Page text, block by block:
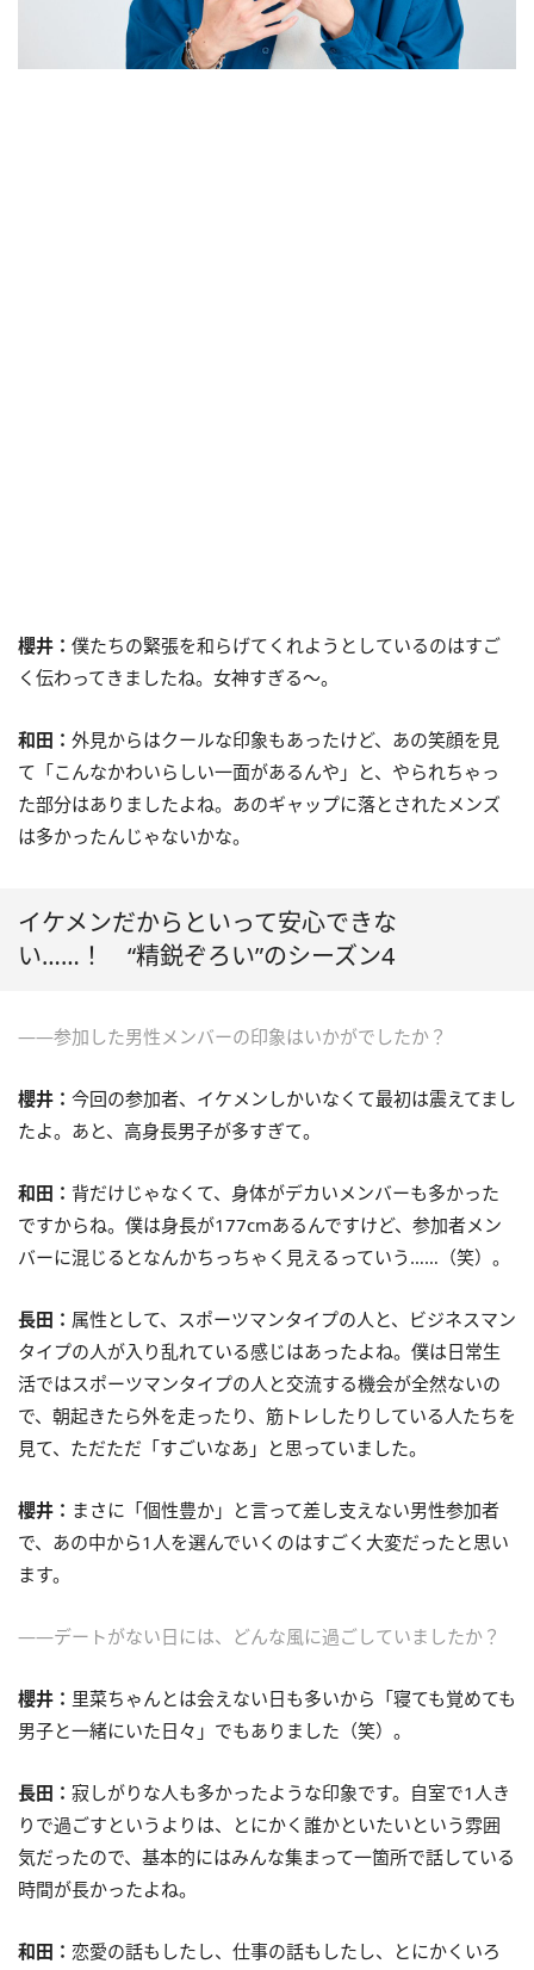
櫻井： 僕たちの緊張を和らげてくれようとしているのはすご
く伝わってきましたね。女神すぎる〜。
和田： 外見からはクールな印象もあったけど、あの笑顔を見
て「こんなかわいらしい一面があるんや」と、やられちゃっ
た部分はありましたよね。あのギャップに落とされたメンズ
は多かったんじゃないかな。
イケメンだからといって安心できな
い……！ “精鋭ぞろい”のシーズン4
――参加した男性メンバーの印象はいかがでしたか？
櫻井： 今回の参加者、イケメンしかいなくて最初は震えてまし
たよ。あと、高身長男子が多すぎて。
和田： 背だけじゃなくて、身体がデカいメンバーも多かった
ですからね。僕は身長が177cmあるんですけど、参加者メン
バーに混じるとなんかちっちゃく見えるっていう……（笑）。
長田： 属性として、スポーツマンタイプの人と、ビジネスマン
タイプの人が入り乱れている感じはあったよね。僕は日常生
活ではスポーツマンタイプの人と交流する機会が全然ないの
で、朝起きたら外を走ったり、筋トレしたりしている人たちを
見て、ただただ「すごいなあ」と思っていました。
櫻井： まさに「個性豊か」と言って差し支えない男性参加者
で、あの中から1人を選んでいくのはすごく大変だったと思い
ます。
――デートがない日には、どんな風に過ごしていましたか？
櫻井： 里菜ちゃんとは会えない日も多いから「寝ても覚めても
男子と一緒にいた日々」でもありました（笑）。
長田： 寂しがりな人も多かったような印象です。自室で1人き
りで過ごすというよりは、とにかく誰かといたいという雰囲
気だったので、基本的にはみんな集まって一箇所で話している
時間が長かったよね。
和田： 恋愛の話もしたし、仕事の話もしたし、とにかくいろ